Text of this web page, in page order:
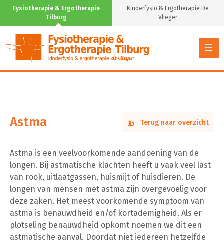
Fysiotherapie & Ergotherapie
Tilburg
Kinderfysio & Ergotherapie De
Vlieger
Astma
Terug naar overzicht
Astma
Astma is een veelvoorkomende aandoening van de
longen. Bij astmatische klachten heeft u vaak veel last
van rook, uitlaatgassen, huismijt of huisdieren. De
longen van mensen met astma zijn overgevoelig voor
deze zaken. Het meest voorkomende symptoom van
astma is benauwdheid en/of kortademigheid. Als er
plotseling benauwdheid opkomt noemen we dit een
astmatische aanval. Doordat niet iedereen hetzelfde